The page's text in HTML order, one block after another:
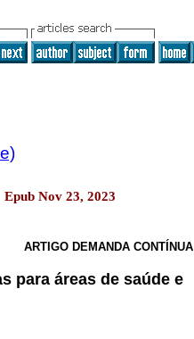
Nov 23, 2023
ARTIGO DEMANDA CONTÍNUA
para áreas de saúde e